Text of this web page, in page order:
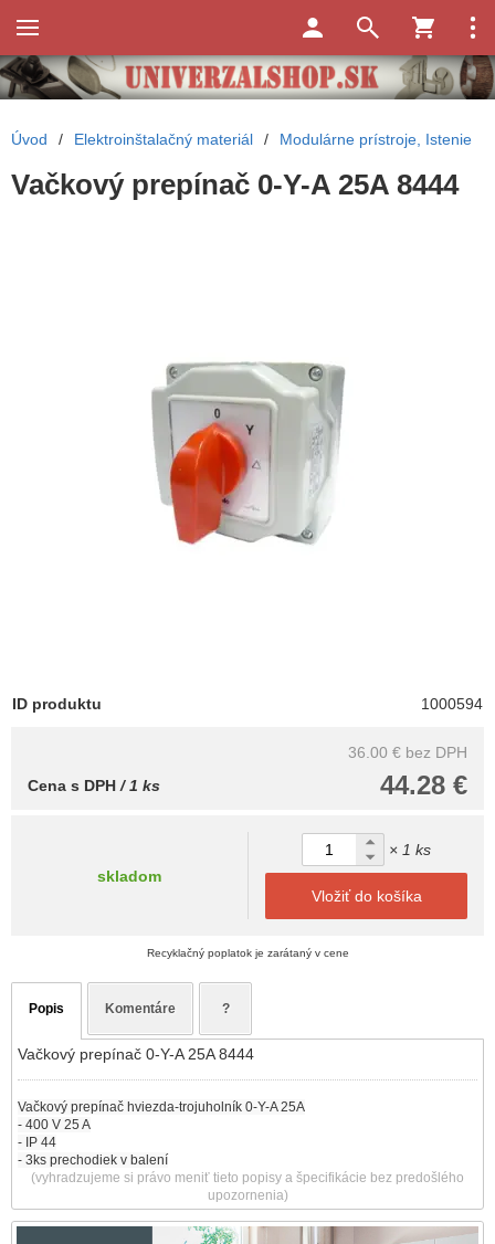
Úvod / Elektroinštalačný materiál / Modulárne prístroje, Istenie
Vačkový prepínač 0-Y-A 25A 8444
ID produktu 1000594
36.00 € bez DPH
44.28 €
Cena s DPH/ 1 ks
skladom
× 1 ks
Vložiť do košíka
Recyklačný poplatok je zarátaný v cene
Popis Komentáre ?
Vačkový prepínač 0-Y-A 25A 8444
Vačkový prepínač hviezda-trojuholník 0-Y-A 25A
- 400 V 25 A
- IP 44
- 3ks prechodiek v balení
(vyhradzujeme si právo meniť tieto popisy a špecifikácie bez predošlého
upozornenia)